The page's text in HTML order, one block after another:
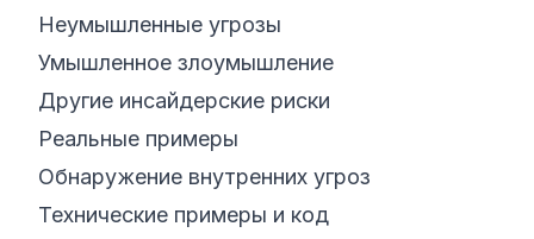
Неумышленные угрозы
Умышленное злоумышление
Другие инсайдерские риски
Реальные примеры
Обнаружение внутренних угроз
Технические примеры и код